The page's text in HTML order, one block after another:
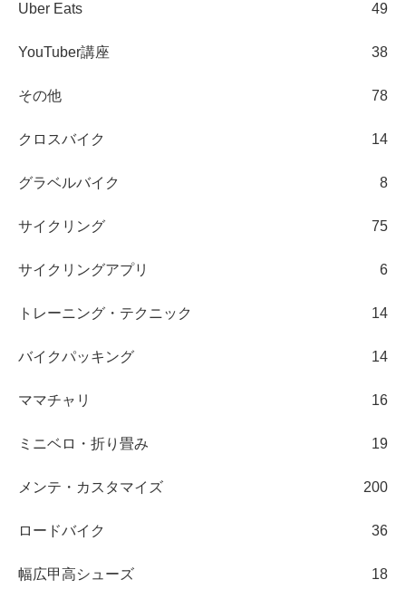
Uber Eats 49
YouTuber講座 38
その他 78
クロスバイク 14
グラベルバイク 8
サイクリング 75
サイクリングアプリ 6
トレーニング・テクニック 14
バイクパッキング 14
ママチャリ 16
ミニベロ・折り畳み 19
メンテ・カスタマイズ 200
ロードバイク 36
幅広甲高シューズ 18